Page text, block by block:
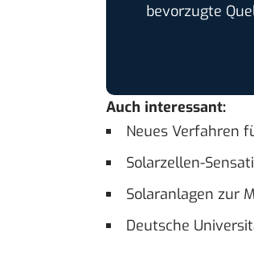
bevorzugte
Auch interessant:
Neues Verfahren
Solarzellen-
Solaranlagen zur
Deutsche